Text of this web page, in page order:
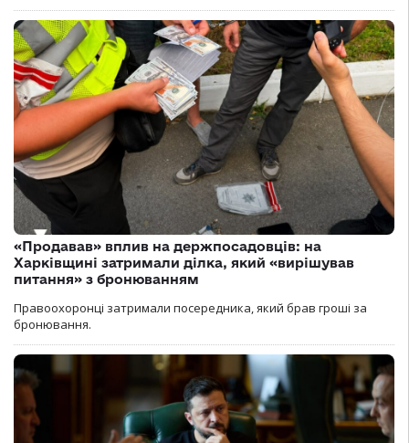
«Продавав» вплив на держпосадовців: на
Харківщині затримали ділка, який «вирішував
питання» з бронюванням
Правоохоронці затримали посередника, який брав гроші за
бронювання.